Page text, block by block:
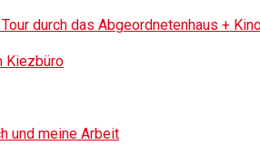
durch das Abgeordnetenhaus +
Kiezbüro
und meine Arbeit